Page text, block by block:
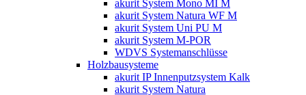
akurit System Mono MI M
akurit System Natura WF M
akurit System Uni PU M
akurit System M-POR
WDVS Systemanschlüsse
Holzbausysteme
akurit IP Innenputzsystem Kalk
akurit System Natura